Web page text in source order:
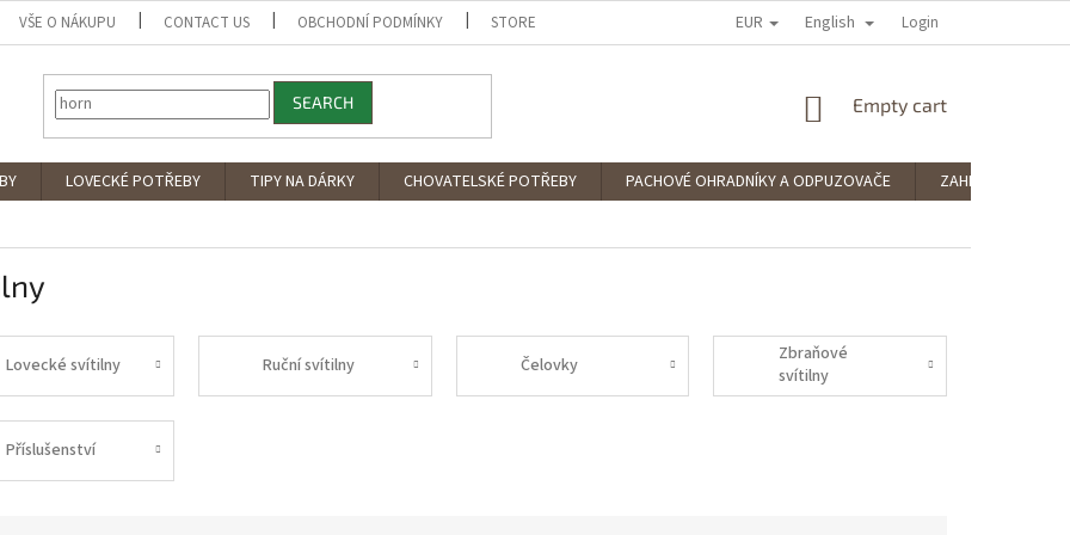
VŠE O NÁKUPU CONTACT US OBCHODNÍ PODMÍNKY STORE RATING PODMÍNKY OCHRANY OSOBNÍCH ÚDAJŮ
EUR English Login
SEARCH
SHOPPING
Empty cart
LOVECKÉ POTŘEBY TIPY NA DÁRKY CHOVATELSKÉ POTŘEBY PACHOVÉ OHRADNÍKY A ODPUZOVAČE
ZAHRADNÍ
Lovecké svítilny Ruční svítilny Čelovky
Zbraňové
svítilny
Příslušenství